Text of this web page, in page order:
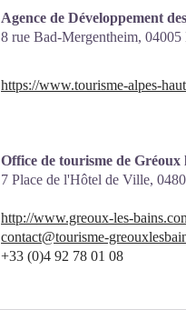
Agence de Développement
8 rue Bad-Mergentheim, 04005
https://www.tourisme-alpes-
Office de tourisme de Gréoux
7 Place de l'Hôtel de Ville,
http://www.greoux-les-
contact@tourisme-
+33 (0)4 92 78 01 08